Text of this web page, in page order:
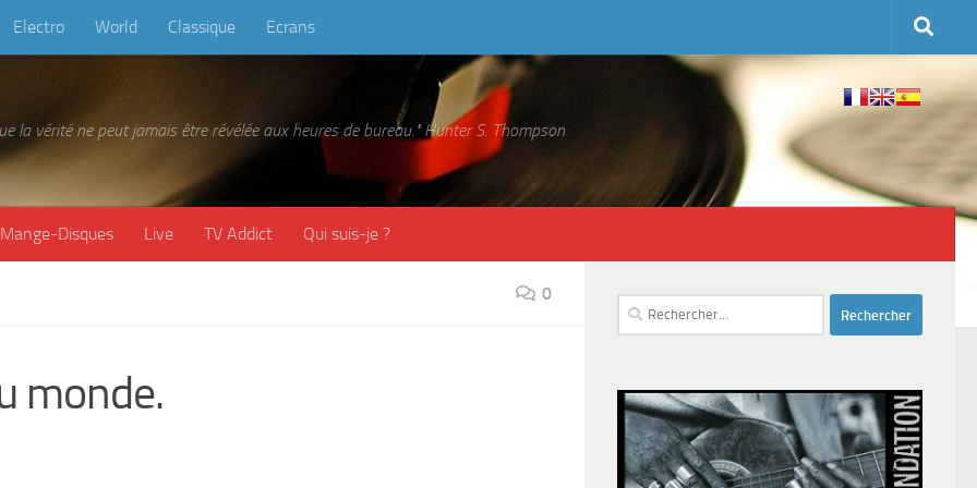
Electro World Classique Ecrans
la vérité ne peut jamais être révélée aux heures de bureau." Hunter S. Thompson
Mange-Disques Live TV Addict Qui suis-je ?
0
monde.
Rechercher :